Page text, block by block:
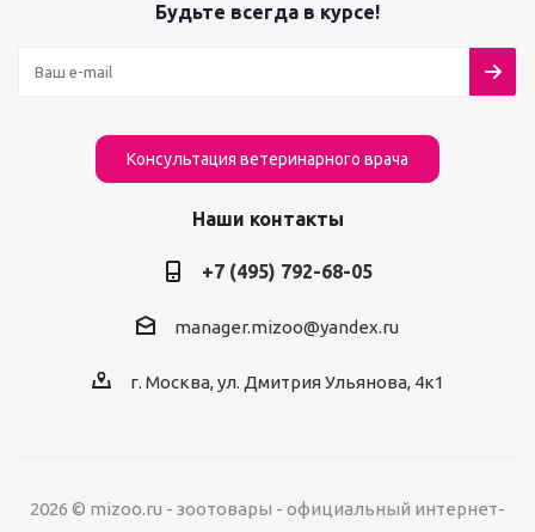
Будьте всегда в курсе!
Консультация ветеринарного врача
Наши контакты
+7 (495) 792-68-05
manager.mizoo@yandex.ru
г. Москва, ул. Дмитрия Ульянова, 4к1
2026 © mizoo.ru - зоотовары - официальный интернет-